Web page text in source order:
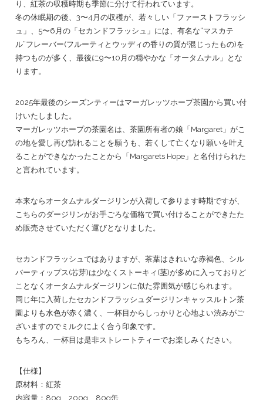
り、紅茶の収穫時期も季節に分けて行われています。
冬の休眠期の後、3〜4月の収穫が、若々しい「ファーストフラッシ
ュ」、5〜6月の「セカンドフラッシュ」には、有名な“マスカテ
ル”フレーバー(フルーティとウッディの香りの質が混じったもの)を
持つものが多く、最後に9〜10月の穏やかな「オータムナル」とな
ります。
2025年最後のシーズンティーはマーガレッツホープ茶園から買い付
けいたしました。
マーガレッツホープの茶園名は、茶園所有者の娘「Margaret」がこ
の地を愛し再び訪れることを願うも、若くして亡くなり願いを叶え
ることができなかったことから「Margarets Hope」と名付けられた
と言われています。
本来ならオータムナルダージリンが入荷して参ります時期ですが、
こちらのダージリンがお手ごろな価格で買い付けることができたた
め販売させていただく運びとなりました。
セカンドフラッシュではありますが、茶葉はきれいな赤褐色、シル
バーティップス(芯芽)は少なくストーキィ(茎)が多めに入っておりど
ことなくオータムナルダージリンに似た雰囲気が感じられます。
同じ年に入荷したセカンドフラッシュダージリンキャッスルトン茶
園よりも水色が赤く濃く、一杯目からしっかりと心地よい渋みがご
ざいますのでミルクによく合う印象です。
もちろん、一杯目は是非ストレートティーでお楽しみください。
【仕様】
原材料：紅茶
内容量：80g、200g、80g缶